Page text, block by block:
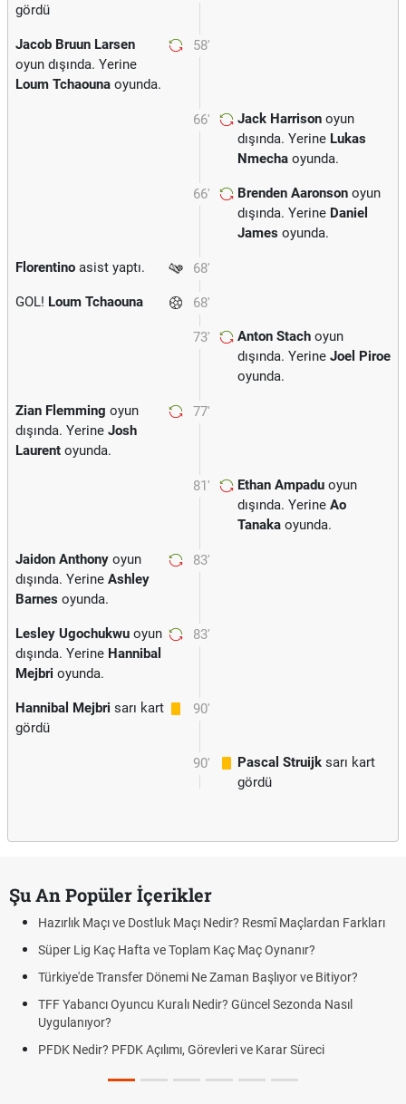
gördü
58'
Jacob Bruun Larsen
oyun dışında. Yerine
Loum Tchaouna oyunda.
66' Jack Harrison oyun
dışında. Yerine Lukas
Nmecha oyunda.
66' Brenden Aaronson oyun
dışında. Yerine Daniel
James oyunda.
68'
Florentino asist yaptı.
68'
GOL! Loum Tchaouna
73' Anton Stach oyun
dışında. Yerine Joel Piroe
oyunda.
77'
Zian Flemming oyun
dışında. Yerine Josh
Laurent oyunda.
81' Ethan Ampadu oyun
dışında. Yerine Ao
Tanaka oyunda.
83'
Jaidon Anthony oyun
dışında. Yerine Ashley
Barnes oyunda.
83'
Lesley Ugochukwu oyun
dışında. Yerine Hannibal
Mejbri oyunda.
90'
Hannibal Mejbri sarı kart
gördü
90' Pascal Struijk sarı kart
gördü
Şu An Popüler İçerikler
Hazırlık Maçı ve Dostluk Maçı Nedir? Resmî Maçlardan Farkları
Süper Lig Kaç Hafta ve Toplam Kaç Maç Oynanır?
Türkiye'de Transfer Dönemi Ne Zaman Başlıyor ve Bitiyor?
TFF Yabancı Oyuncu Kuralı Nedir? Güncel Sezonda Nasıl
Uygulanıyor?
PFDK Nedir? PFDK Açılımı, Görevleri ve Karar Süreci